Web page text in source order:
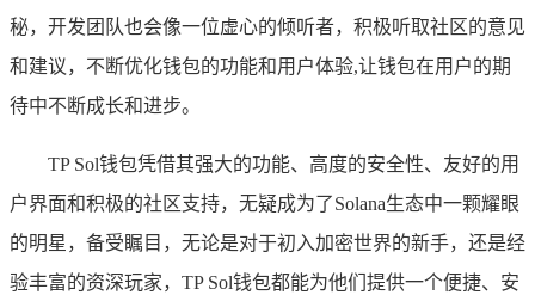
秘，开发团队也会像一位虚心的倾听者，积极听取社区的意见
和建议，不断优化钱包的功能和用户体验,让钱包在用户的期
待中不断成长和进步。
TP Sol钱包凭借其强大的功能、高度的安全性、友好的用
户界面和积极的社区支持，无疑成为了Solana生态中一颗耀眼
的明星，备受瞩目，无论是对于初入加密世界的新手，还是经
验丰富的资深玩家，TP Sol钱包都能为他们提供一个便捷、安